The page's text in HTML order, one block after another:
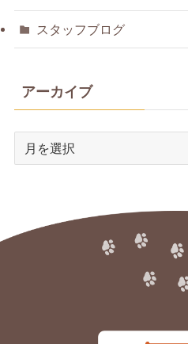
スタッフブログ
アーカイブ